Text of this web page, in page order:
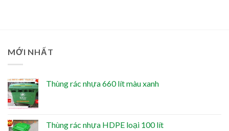
MỚI NHẤT
Thùng rác nhựa 660 lít màu xanh
Thùng rác nhựa HDPE loại 100 lít